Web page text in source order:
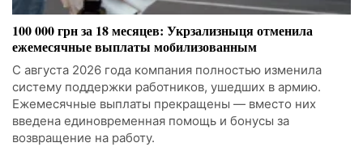
100 000 грн за 18 месяцев: Укрзализныця отменила
ежемесячные выплаты мобилизованным
С августа 2026 года компания полностью изменила
систему поддержки работников, ушедших в армию.
Ежемесячные выплаты прекращены — вместо них
введена единовременная помощь и бонусы за
возвращение на работу.